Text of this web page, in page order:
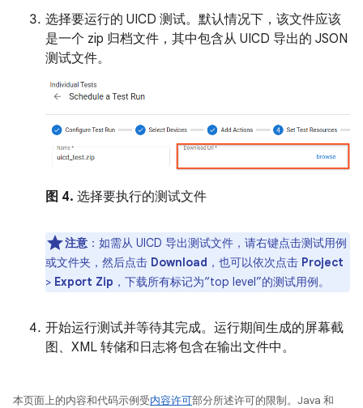
选择要运行的 UICD 测试。默认情况下，该文件应该
是一个 zip 归档文件，其中包含从 UICD 导出的 JSON
测试文件。
图 4. 选择要执行的测试文件
注意 ： 如需从 UICD 导出测试文件，请右键点击测试用例
或文件夹，然后点击 Download ，也可以依次点击 Project
> Export Zip ，下载所有标记为“top level”的测试用例。
开始运行测试并等待其完成。运行期间生成的屏幕截
图、XML 转储和日志将包含在输出文件中。
本页面上的内容和代码示例受内容许可部分所述许可的限制。Java 和